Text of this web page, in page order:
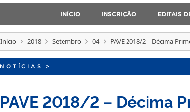
INÍCIO INSCRIÇÃO EDITAIS
Início 2018 Setembro 04 PAVE 2018/2 – Décima
NOTÍCIAS >
PAVE 2018/2 – Décima